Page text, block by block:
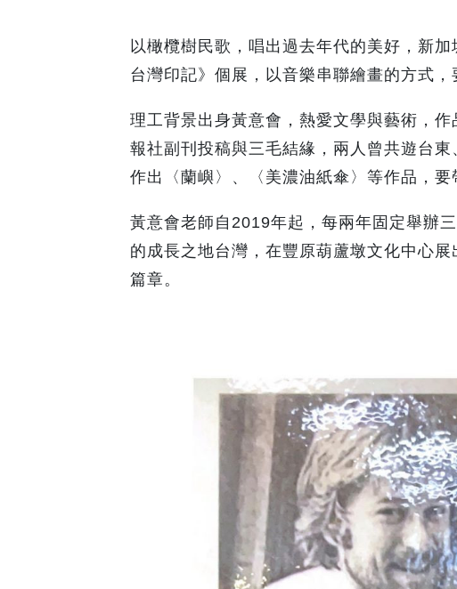
以橄欖樹民歌，唱出過去年代的美好，新
台灣印記》個展，以音樂串聯繪畫的方式
理工背景出身黃意會，熱愛文學與藝術，
報社副刊投稿與三毛結緣，兩人曾共遊台
作出〈蘭嶼〉、〈美濃油紙傘〉等作品，
黃意會老師自2019年起，每兩年固定舉辦
的成長之地台灣，在豐原葫蘆墩文化中心
篇章。